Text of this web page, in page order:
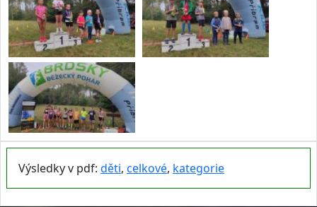
Výsledky v pdf: děti, celkové, kategorie